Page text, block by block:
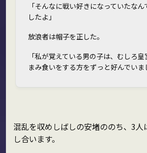
「そんなに戦い好きになっていたな
したよ」
放浪者は帽子を正した。
「私が覚えている男の子は、むしろ
まみ食いをする方をずっと好んでいま
混乱を収めしばしの安堵ののち、3人
し合います。